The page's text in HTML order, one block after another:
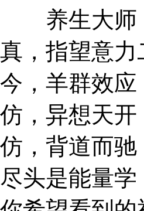
养生大师，
真，指望意
今，羊群效
仿，异想天
仿，背道而
尽头是能量